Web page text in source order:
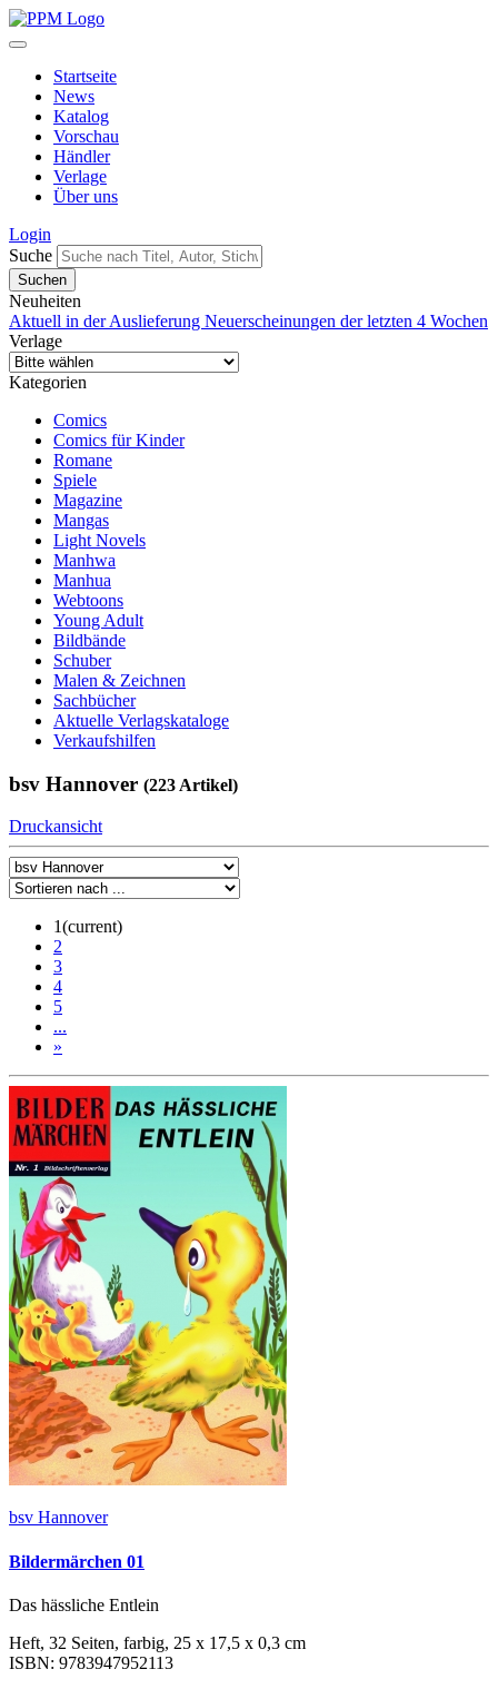
Startseite
News
Katalog
Vorschau
Händler
Verlage
Über uns
Login
Suche
Neuheiten
Aktuell in der Auslieferung Neuerscheinungen der letzten 4 Wochen
Verlage
Kategorien
Comics
Comics für Kinder
Romane
Spiele
Magazine
Mangas
Light Novels
Manhwa
Manhua
Webtoons
Young Adult
Bildbände
Schuber
Malen & Zeichnen
Sachbücher
Aktuelle Verlagskataloge
Verkaufshilfen
bsv Hannover (223 Artikel)
Druckansicht
1(current)
2
3
4
5
...
»
bsv Hannover
Bildermärchen 01
Das hässliche Entlein
Heft, 32 Seiten, farbig, 25 x 17,5 x 0,3 cm
ISBN: 9783947952113